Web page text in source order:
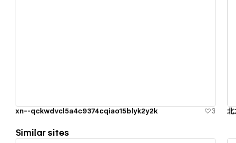
xn--qckwdvcl5a4c9374cqiao15blyk2y2k 3
Similar sites